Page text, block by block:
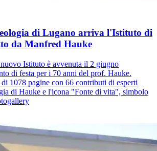
di Lugano arriva l'Istituto di
da Manfred Hauke
Istituto è avvenuta il 2 giugno
di festa per i 70 anni del prof. Hauke.
1078 pagine con 66 contributi di esperti
di Hauke e l'icona "Fonte di vita", simbolo